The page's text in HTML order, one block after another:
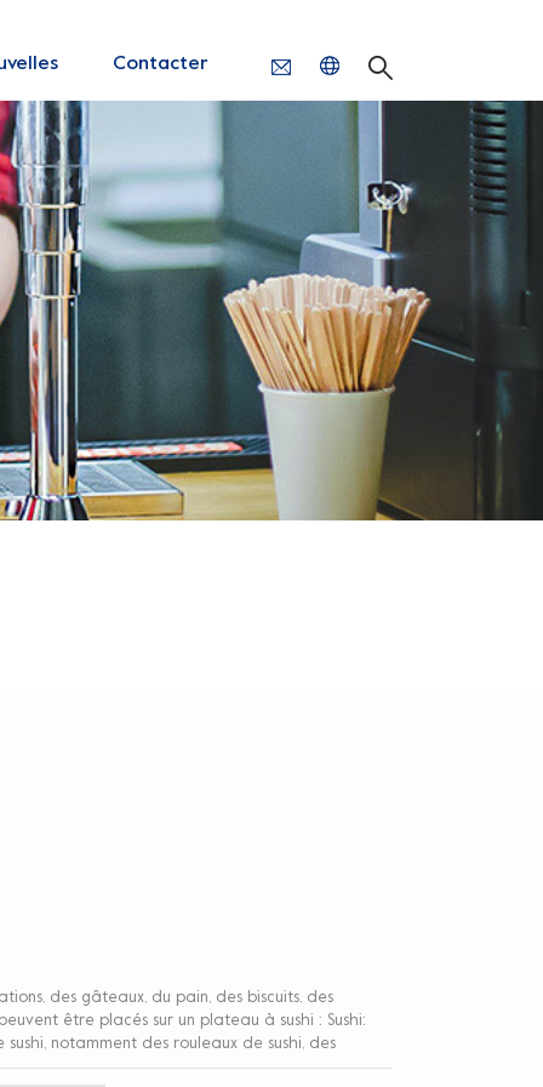
Contacter
des gâteaux, du pain, des biscuits, des
être placés sur un plateau à sushi : Sushi:
notamment des rouleaux de sushi, des
et de sashimi ou d'autres ingrédients. Sashimis: